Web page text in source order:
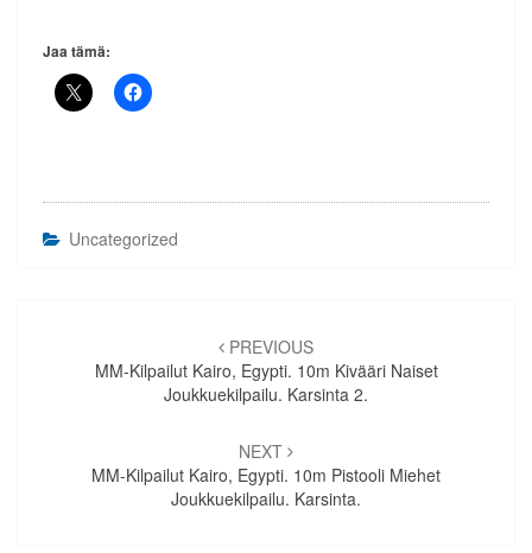
Jaa tämä:
Uncategorized
selaus
PREVIOUS
MM-Kilpailut Kairo, Egypti. 10m Kivääri Naiset
Joukkuekilpailu. Karsinta 2.
NEXT
MM-Kilpailut Kairo, Egypti. 10m Pistooli Miehet
Joukkuekilpailu. Karsinta.